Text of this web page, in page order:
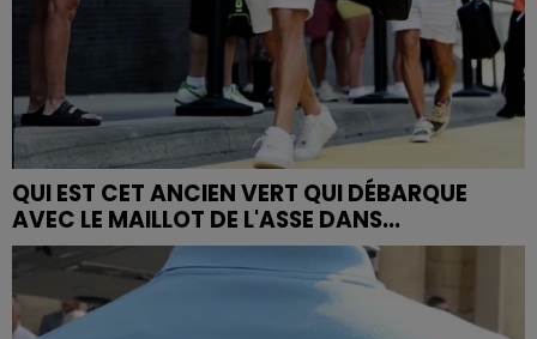
QUI EST CET ANCIEN VERT QUI DÉBARQUE
AVEC LE MAILLOT DE L'ASSE DANS...